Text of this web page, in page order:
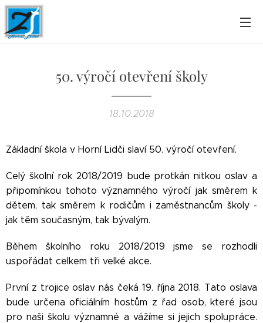
50. výročí otevření školy
18.10.2018
Základní škola v Horní Lidči slaví 50. výročí otevření.
Celý školní rok 2018/2019 bude protkán nitkou oslav a
připomínkou tohoto významného výročí jak směrem k
dětem, tak směrem k rodičům i zaměstnancům školy -
jak těm současným, tak bývalým.
Během školního roku 2018/2019 jsme se rozhodli
uspořádat celkem tři velké akce.
První z trojice oslav nás čeká 19. října 2018. Tato oslava
bude určena oficiálním hostům z řad osob, které jsou
pro naši školu významné a vážíme si jejich spolupráce.